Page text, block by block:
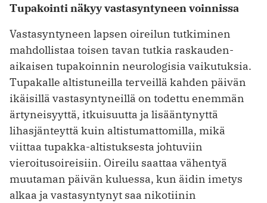
Tupakointi näkyy vastasyntyneen voinnissa
Vastasyntyneen lapsen oireilun tutkiminen
mahdollistaa toisen tavan tutkia raskauden­
aikaisen tupakoinnin neurologisia vaikutuksia.
Tupakalle altistuneilla terveillä kahden päivän
ikäisillä vastasyntyneillä on todettu enemmän
ärtyneisyyttä, itkuisuutta ja lisääntynyttä
lihasjänteyttä kuin altistumattomilla, mikä
viittaa tupakka-altistuksesta johtuviin
vieroitusoireisiin. Oireilu saattaa vähentyä
muutaman päivän kuluessa, kun äidin imetys
alkaa ja vastasyntynyt saa nikotiinin